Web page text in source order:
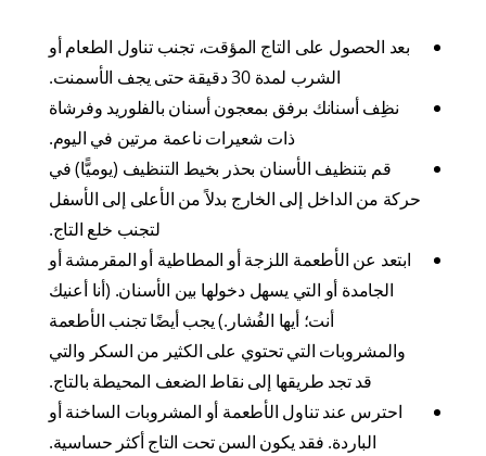
بعد الحصول على التاج المؤقت، تجنب تناول الطعام أو
الشرب لمدة 30 دقيقة حتى يجف الأسمنت.
نظِف أسنانك برفق بمعجون أسنان بالفلوريد وفرشاة
ذات شعيرات ناعمة مرتين في اليوم.
قم بتنظيف الأسنان بحذر بخيط التنظيف (يوميًّا) في
حركة من الداخل إلى الخارج بدلاً من الأعلى إلى الأسفل
لتجنب خلع التاج.
ابتعد عن الأطعمة اللزجة أو المطاطية أو المقرمشة أو
الجامدة أو التي يسهل دخولها بين الأسنان. (أنا أعنيك
أنت؛ أيها الفُشار.) يجب أيضًا تجنب الأطعمة
والمشروبات التي تحتوي على الكثير من السكر والتي
قد تجد طريقها إلى نقاط الضعف المحيطة بالتاج.
احترس عند تناول الأطعمة أو المشروبات الساخنة أو
الباردة. فقد يكون السن تحت التاج أكثر حساسية.